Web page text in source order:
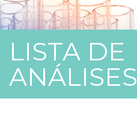
LISTA DE
ANÁLISES